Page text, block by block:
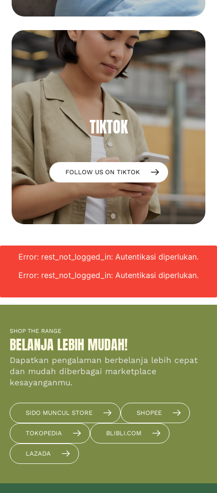
TIKTOK
FOLLOW US ON TIKTOK
Error: rest_not_logged_in: Autentikasi diperlukan.
Error: rest_not_logged_in: Autentikasi diperlukan.
SHOP THE RANGE
BELANJA LEBIH MUDAH!
Dapatkan pengalaman berbelanja lebih cepat
dan mudah diberbagai marketplace
kesayanganmu.
SIDO MUNCUL STORE SHOPEE
TOKOPEDIA BLIBLI.COM
LAZADA